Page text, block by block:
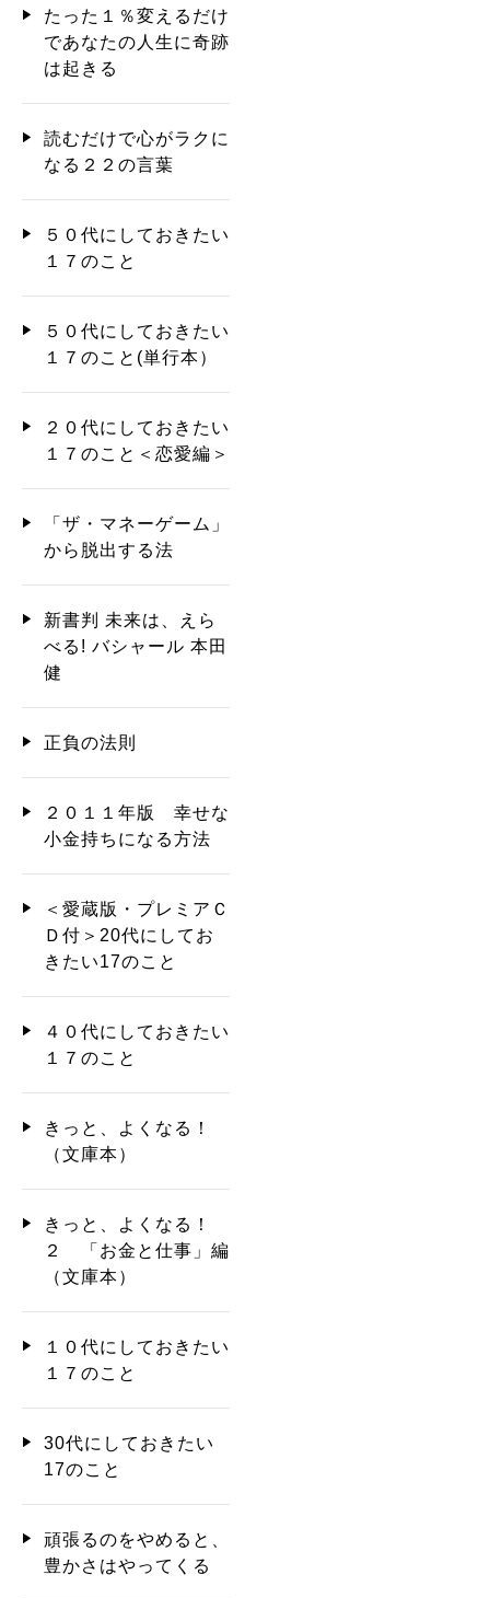
たった１％変えるだけ
であなたの人生に奇跡
は起きる
読むだけで心がラクに
なる２２の言葉
５０代にしておきたい
１７のこと
５０代にしておきたい
１７のこと(単行本）
２０代にしておきたい
１７のこと＜恋愛編＞
「ザ・マネーゲーム」
から脱出する法
新書判 未来は、えら
べる! バシャール 本田
健
正負の法則
２０１１年版 幸せな
小金持ちになる方法
＜愛蔵版・プレミアＣ
Ｄ付＞20代にしてお
きたい17のこと
４０代にしておきたい
１７のこと
きっと、よくなる！
（文庫本）
きっと、よくなる！
２ 「お金と仕事」編
（文庫本）
１０代にしておきたい
１７のこと
30代にしておきたい
17のこと
頑張るのをやめると、
豊かさはやってくる